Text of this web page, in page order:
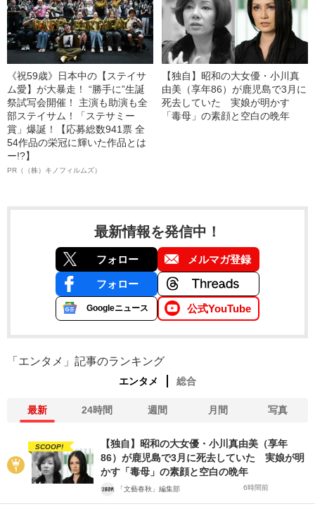
《祝59歳》日本中の【ステイサ
ム愛】が大暴走！ “勝手に”生誕
祭試写会開催！ 主演も助演も全
部ステイサム！「ステサミー
賞」爆誕！【応募総数941票 全
54作品の栄冠に輝いた作品とは
ー!?】
PR（（株）キノフィルムズ）
【独自】昭和の大女優・小川真
由美（享年86）が鹿児島で3月に
死去していた 実娘が明かす
「毒母」の素顔と空白の晩年
最新情報を発信中！
フォロー メルマガ登録
フォロー
Googleニュース 公式YouTube
「エンタメ」記事のランキング
エンタメ 総合
最新 24時間 週間 月間 写真
SCOOP!
【独自】昭和の大女優・小川真由美（享年
86）が鹿児島で3月に死去していた 実娘が明
かす「毒母」の素顔と空白の晩年
「文藝春秋」編集部 6時間前